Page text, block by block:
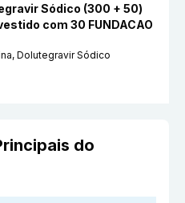
Sódico (300 + 50)
com 30 FUNDACAO
Dolutegravir Sódico
do